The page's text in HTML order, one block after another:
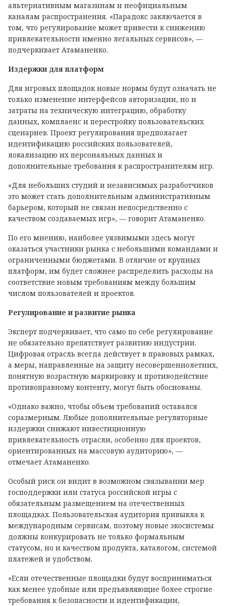
альтернативным магазинам и неофициальным
каналам распространения. «Парадокс заключается в
том, что регулирование может привести к снижению
привлекательности именно легальных сервисов», —
подчеркивает Атаманенко.
Издержки для платформ
Для игровых площадок новые нормы будут означать не
только изменение интерфейсов авторизации, но и
затраты на техническую интеграцию, обработку
данных, комплаенс и перестройку пользовательских
сценариев. Проект регулирования предполагает
идентификацию российских пользователей,
локализацию их персональных данных и
дополнительные требования к распространителям игр.
«Для небольших студий и независимых разработчиков
это может стать дополнительным административным
барьером, который не связан непосредственно с
качеством создаваемых игр», — говорит Атаманенко.
По его мнению, наиболее уязвимыми здесь могут
оказаться участники рынка с небольшими командами и
ограниченными бюджетами. В отличие от крупных
платформ, им будет сложнее распределить расходы на
соответствие новым требованиям между большим
числом пользователей и проектов.
Регулирование и развитие рынка
Эксперт подчеркивает, что само по себе регулирование
не обязательно препятствует развитию индустрии.
Цифровая отрасль всегда действует в правовых рамках,
а меры, направленные на защиту несовершеннолетних,
понятную возрастную маркировку и противодействие
противоправному контенту, могут быть обоснованы.
«Однако важно, чтобы объем требований оставался
соразмерным. Любые дополнительные регуляторные
издержки снижают инвестиционную
привлекательность отрасли, особенно для проектов,
ориентированных на массовую аудиторию», —
отмечает Атаманенко.
Особый риск он видит в возможном связывании мер
господдержки или статуса российской игры с
обязательным размещением на отечественных
площадках. Пользовательская аудитория привыкла к
международным сервисам, поэтому новые экосистемы
должны конкурировать не только формальным
статусом, но и качеством продукта, каталогом, системой
платежей и удобством.
«Если отечественные площадки будут восприниматься
как менее удобные или предъявляющие более строгие
требования к безопасности и идентификации,